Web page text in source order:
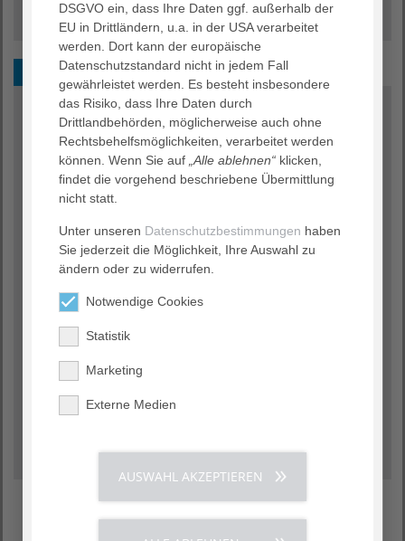
Komfortzimmer
Unsere Komfortzimmer der Geburtshilfe
bieten Ihnen Komfort und einen
umfangreichen Service.
Erfahren Sie alles rund um unsere
DSGVO ein, dass Ihre Daten ggf. außerhalb der
EU in Drittländern, u.a. in der USA verarbeitet
werden. Dort kann der europäische
Datenschutzstandard nicht in jedem Fall
gewährleistet werden. Es besteht insbesondere
das Risiko, dass Ihre Daten durch
Drittlandbehörden, möglicherweise auch ohne
Rechtsbehelfsmöglichkeiten, verarbeitet werden
können. Wenn Sie auf „Alle ablehnen“ klicken,
findet die vorgehend beschriebene Übermittlung
nicht statt.
Unter unseren Datenschutzbestimmungen haben
Sie jederzeit die Möglichkeit, Ihre Auswahl zu
ändern oder zu widerrufen.
Notwendige Cookies
Statistik
Marketing
Externe Medien
AUSWAHL AKZEPTIEREN